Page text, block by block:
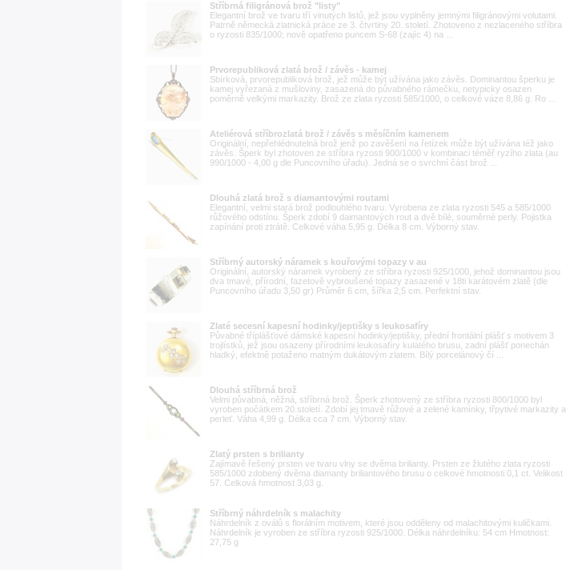
Stříbrná filigránová brož "listy"
Elegantní brož ve tvaru tří vinutých listů, jež jsou vyplněny jemnými filigránovými volutami.
Patrně německá zlatnická práce ze 3. čtvrtiny 20. století. Zhotoveno z nezlaceného stříbra
o ryzosti 835/1000; nově opatřeno puncem S-68 (zajíc 4) na ...
Prvorepubliková zlatá brož / závěs - kamej
Sbírková, prvorepubliková brož, jež může být užívána jako závěs. Dominantou šperku je
kamej vyřezaná z mušloviny, zasazená do půvabného rámečku, netypicky osazen
poměrně velkými markazity. Brož ze zlata ryzosti 585/1000, o celkové váze 8,86 g. Ro ...
Ateliérová stříbrozlatá brož / závěs s měsíčním kamenem
Originální, nepřehlédnutelná brož jenž po zavěšení na řetízek může být užívána též jako
závěs. Šperk byl zhotoven ze stříbra ryzosti 900/1000 v kombinaci téměř ryzího zlata (au
990/1000 - 4,00 g dle Puncovního úřadu). Jedná se o svrchní část brož ...
Dlouhá zlatá brož s diamantovými routami
Elegantní, velmi stará brož podlouhlého tvaru. Vyrobena ze zlata ryzosti 545 a 585/1000
růžového odstínu. Šperk zdobí 9 daimantových rout a dvě bílé, souměrné perly. Pojistka
zapínání proti ztrátě. Celkové váha 5,95 g. Délka 8 cm. Výborný stav.
Stříbrný autorský náramek s kouřovými topazy v au
Originální, autorský náramek vyrobený ze stříbra ryzosti 925/1000, jehož dominantou jsou
dva tmavé, přírodní, fazetově vybroušené topazy zasazené v 18ti karátovém zlatě (dle
Puncovního úřadu 3,50 gr) Průměr 6 cm, šířka 2,5 cm. Perfektní stav.
Zlaté secesní kapesní hodinky/jeptišky s leukosafíry
Půvabné tříplášťové dámské kapesní hodinky/jeptišky, přední frontální plášť s motivem 3
trojlístků, jež jsou osazeny přírodními leukosafíry kulatého brusu, zadní plášť ponechán
hladký, efektně potaženo matným dukátovým zlatem. Bílý porcelánový čí ...
Dlouhá stříbrná brož
Velmi půvabná, něžná, stříbrná brož. Šperk zhotovený ze stříbra ryzosti 800/1000 byl
vyroben počátkem 20.století. Zdobí jej tmavě růžové a zelené kamínky, třpytivé markazity a
perleť. Váha 4,99 g. Délka cca 7 cm. Výborný stav.
Zlatý prsten s brilianty
Zajímavě řešený prsten ve tvaru vlny se dvěma brilianty. Prsten ze žlutého zlata ryzosti
585/1000 zdobený dvěma diamanty briliantového brusu o celkové hmotnosti 0,1 ct. Velikost
57. Celková hmotnost 3,03 g.
Stříbrný náhrdelník s malachity
Náhrdelník z oválů s florálním motivem, které jsou odděleny od malachitovými kuličkami.
Náhrdelník je vyroben ze stříbra ryzosti 925/1000. Délka náhrdelníku: 54 cm Hmotnost:
27,75 g